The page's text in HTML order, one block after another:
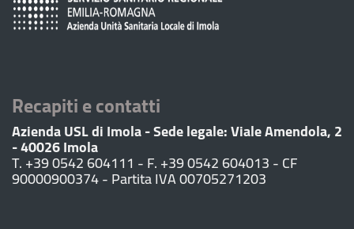
Recapiti e contatti
Azienda USL di Imola - Sede legale: Viale Amendola, 2
- 40026 Imola
T. +39 0542 604111 - F. +39 0542 604013 - CF
90000900374 - Partita IVA 00705271203